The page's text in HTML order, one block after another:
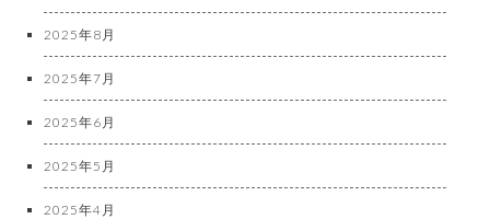
2025年8月
2025年7月
2025年6月
2025年5月
2025年4月